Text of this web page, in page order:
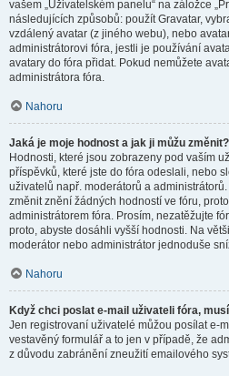
vašem „Uživatelském panelu“ na záložce
následujících způsobů: použít Gravatar,
vzdálený avatar (z jiného webu), nebo
administrátorovi fóra, jestli je používání
avatary do fóra přidat. Pokud nemůžete
administrátora fóra.
Nahoru
Jaká je moje hodnost a jak ji můžu změnit?
Hodnosti, které jsou zobrazeny pod vaším
příspěvků, které jste do fóra odeslali, nebo
uživatelů např. moderátorů a
změnit znění žádných hodností ve fóru,
administrátorem fóra. Prosím, nezatěžujte
proto, abyste dosáhli vyšší hodnosti. Na
moderátor nebo administrátor jednoduše
Nahoru
Když chci poslat e-mail uživateli fóra,
Jen registrovaní uživatelé můžou posílat e-
vestavěný formulář a to jen v případě, že
z důvodu zabránění zneužití emailového